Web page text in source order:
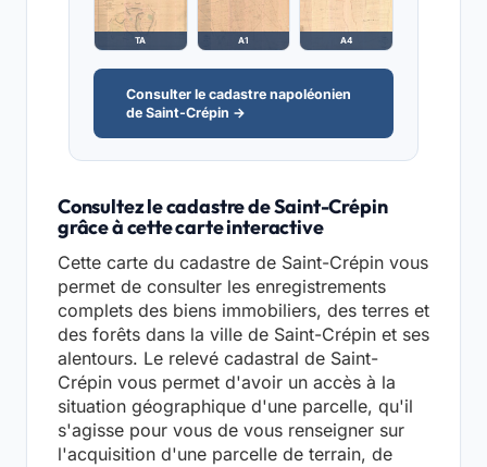
TA A1 A4
Consulter le cadastre napoléonien
de Saint-Crépin →
Consultez le cadastre de Saint-Crépin
grâce à cette carte interactive
Cette carte du cadastre de Saint-Crépin vous
permet de consulter les enregistrements
complets des biens immobiliers, des terres et
des forêts dans la ville de Saint-Crépin et ses
alentours. Le relevé cadastral de Saint-
Crépin vous permet d'avoir un accès à la
situation géographique d'une parcelle, qu'il
s'agisse pour vous de vous renseigner sur
l'acquisition d'une parcelle de terrain, de